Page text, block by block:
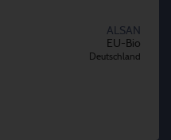
ALSAN
EU-Bio
Deutschland